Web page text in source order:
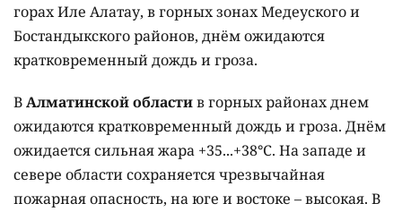
горах Иле Алатау, в горных зонах Медеуского и
Бостандыкского районов, днём ожидаются
кратковременный дождь и гроза.
ВАлматинской областив горных районах днем
ожидаются кратковременный дождь и гроза. Днём
ожидается сильная жара +35...+38°C. На западе и
севере области сохраняется чрезвычайная
пожарная опасность, на юге и востоке – высокая. В